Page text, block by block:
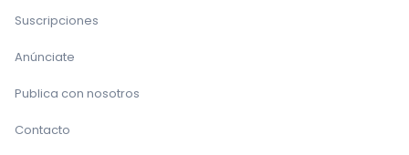
Suscripciones
Anúnciate
Publica con nosotros
Contacto